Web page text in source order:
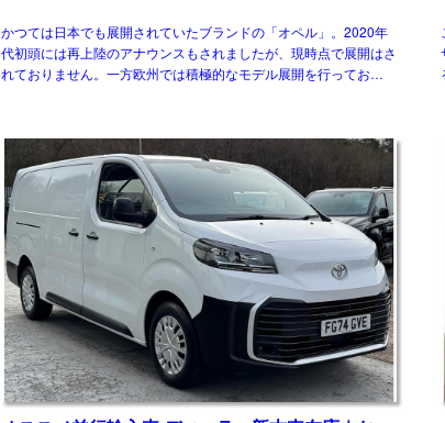
かつては日本でも展開されていたブランドの「オペル」。2020年
代初頭には再上陸のアナウンスもされましたが、現時点で展開はさ
れておりません。一方欧州では積極的なモデル展開を行っており、